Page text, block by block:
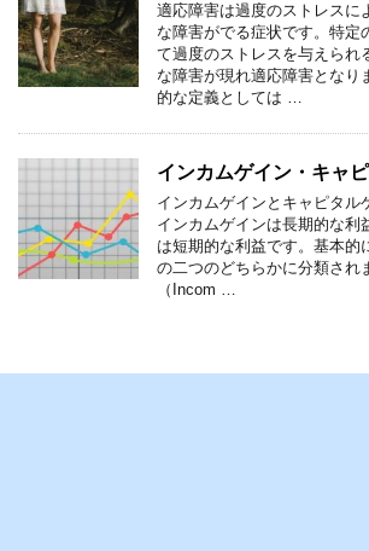
適応障害は過度のストレスに
な障害がでる症状です。特定
て過度のストレスを与えられ
な障害が現れ適応障害となり
的な定義としては …
インカムゲイン・キャ
インカムゲインとキャピタル
インカムゲインは長期的な利
は短期的な利益です。基本的
の二つのどちらかに分類され
（Incom …